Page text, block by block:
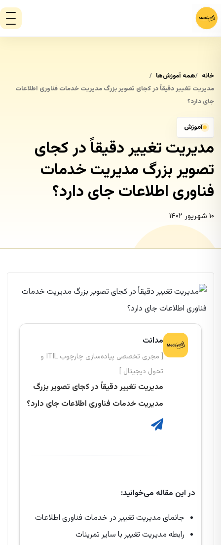
خانه
همه آموزش‌ها
مدیریت تغییر دقیقاً در کجای تصویر بزرگ مدیریت خدمات فناوری اطلاعات
جای دارد؟
آموزش
مدیریت تغییر دقیقاً در کجای
تصویر بزرگ مدیریت خدمات
فناوری اطلاعات جای دارد؟
۱۰ شهریور ۱۴۰۲
مدانت
[ مجری تخصصی پیاده‌سازی چارچوب ITIL و
تحول دیجیتال ]
مدیریت تغییر دقیقاً در کجای تصویر بزرگ
مدیریت خدمات فناوری اطلاعات جای دارد؟
در این مقاله می‌خوانید:
جانمای مدیریت تغییر در خدمات فناوری اطلاعات
رابطه مدیریت تغییر با سایر تمرینات